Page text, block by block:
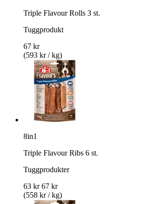
Triple Flavour Rolls 3 st.
Tuggprodukt
67 kr
(593 kr / kg)
8in1
Triple Flavour Ribs 6 st.
Tuggprodukter
63 kr 67 kr
(558 kr / kg)